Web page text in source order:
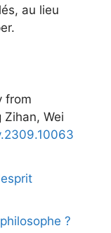
au lieu
from
Wei
?